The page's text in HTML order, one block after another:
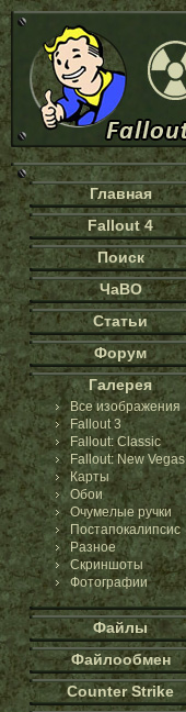
Главная
Fallout 4
Поиск
ЧаВО
Статьи
Форум
Галерея
Все изображения
Fallout 3
Fallout: Classic
Fallout: New Vegas
Карты
Обои
Очумелые ручки
Постапокалипсис
Разное
Скриншоты
Фотографии
Файлы
Файлообмен
Counter Strike